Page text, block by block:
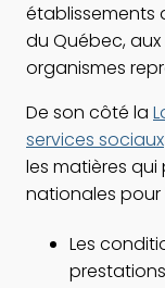
établissements
du Québec,
organismes
De son côté la
services sociaux
les matières qui
nationales pour
Les